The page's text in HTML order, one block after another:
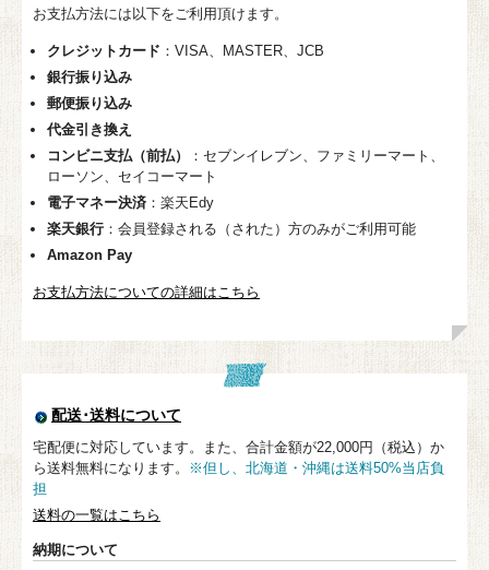
お支払方法には以下をご利用頂けます。
クレジットカード ：VISA、MASTER、JCB
銀行振り込み
郵便振り込み
代金引き換え
コンビニ支払（前払）
：セブンイレブン、ファミリーマート、
ローソン、セイコーマート
電子マネー決済：楽天Edy
楽天銀行：会員登録される（された）方のみがご利用可能
Amazon Pay
お支払方法についての詳細はこちら
配送･送料について
宅配便に対応しています。また、合計金額が22,000円（税込）か
ら送料無料になります。
※但し、北海道・沖縄は送料50%当店負
担
送料の一覧はこちら
納期について